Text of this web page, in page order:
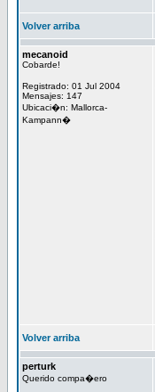
Volver arriba
mecanoid
Cobarde!
Registrado: 01 Jul 2004
Mensajes: 147
Ubicaci�n: Mallorca-
Kampann�
Volver arriba
perturk
Querido compa�ero